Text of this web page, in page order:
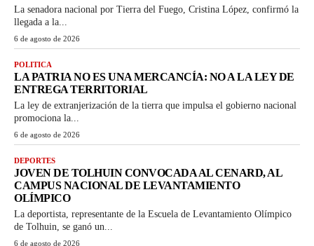
La senadora nacional por Tierra del Fuego, Cristina López, confirmó la
llegada a la...
6 de agosto de 2026
POLITICA
LA PATRIA NO ES UNA MERCANCÍA: NO A LA LEY DE
ENTREGA TERRITORIAL
La ley de extranjerización de la tierra que impulsa el gobierno nacional
promociona la...
6 de agosto de 2026
DEPORTES
JOVEN DE TOLHUIN CONVOCADA AL CENARD, AL
CAMPUS NACIONAL DE LEVANTAMIENTO
OLÍMPICO
La deportista, representante de la Escuela de Levantamiento Olímpico
de Tolhuin, se ganó un...
6 de agosto de 2026